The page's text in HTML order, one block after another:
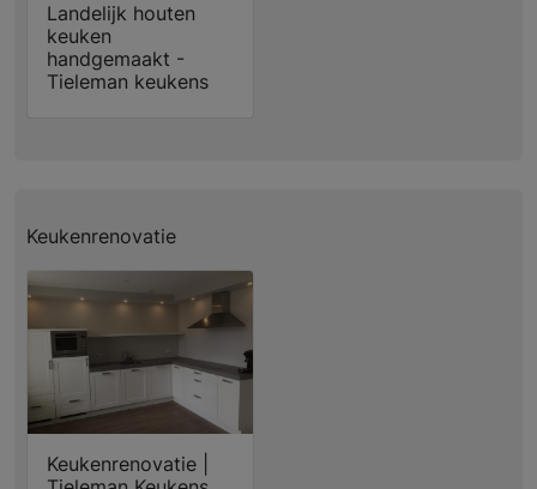
Landelijk houten
keuken
handgemaakt -
Tieleman keukens
Keukenrenovatie
Keukenrenovatie |